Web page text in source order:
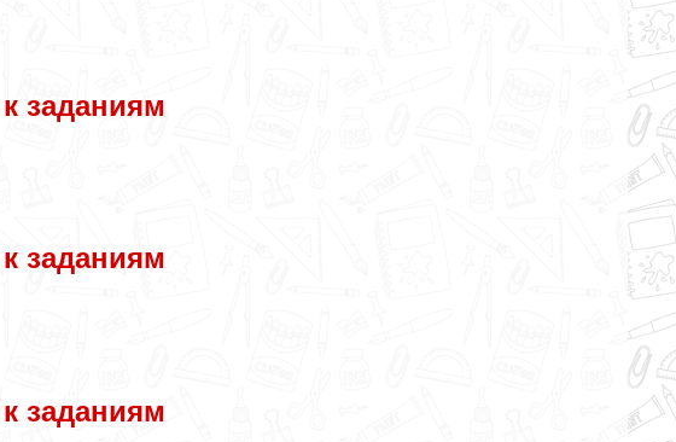
заданиям
заданиям
заданиям